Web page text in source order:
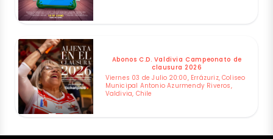
Abonos C.D. Valdivia Campeonato de
clausura 2026
Viernes 03 de Julio 20:00, Errázuriz, Coliseo
Municipal Antonio Azurmendy Riveros,
Valdivia, Chile